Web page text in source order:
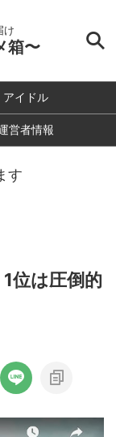
け
箱〜
アイドル
営者情報
す
位は圧倒的